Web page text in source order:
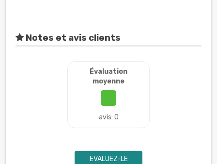
Notes et avis clients
Évaluation
moyenne
avis: 0
EVALUEZ-LE